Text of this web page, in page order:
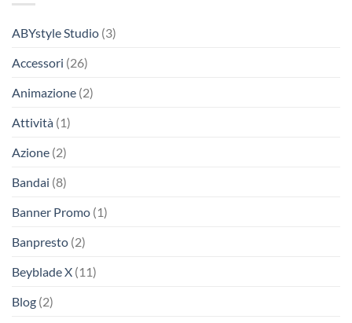
ABYstyle Studio (3)
Accessori (26)
Animazione (2)
Attività (1)
Azione (2)
Bandai (8)
Banner Promo (1)
Banpresto (2)
Beyblade X (11)
Blog (2)